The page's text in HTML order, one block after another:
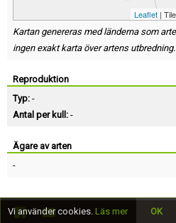
Leaflet |
Kartan genereras med länderna som
ingen exakt karta över artens utbredning.
Reproduktion
Typ: -
Antal per kull: -
Ägare av arten
-
Vi använder cookies. Läs mer OK